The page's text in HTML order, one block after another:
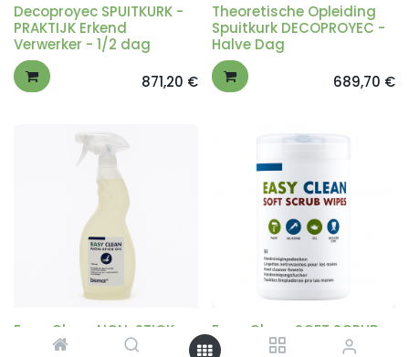
Decoproyec SPUITKURK -
PRAKTIJK Erkend
Verwerker - 1/2 dag
871,20 €
Theoretische Opleiding
Spuitkurk DECOPROYEC -
Halve Dag
689,70 €
Easy Clean NON-STICK
OIL - smeer- en
Easy Clean SOFT SCRUB
WIPES - 50